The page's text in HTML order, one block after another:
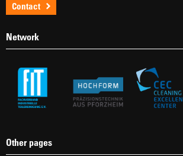
Contact
Network
Other pages